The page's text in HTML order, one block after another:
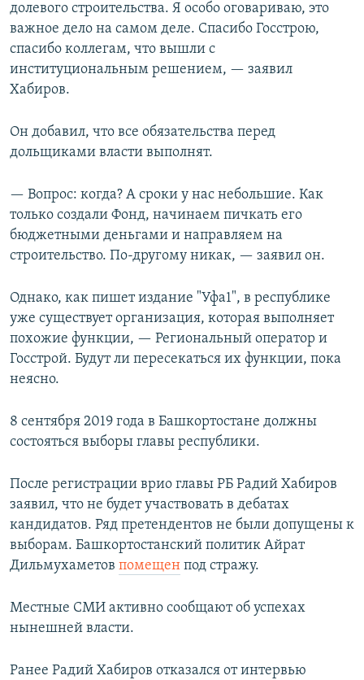
долевого строительства. Я особо оговариваю, это
важное дело на самом деле. Спасибо Госстрою,
спасибо коллегам, что вышли с
институциональным решением, — заявил
Хабиров.
Он добавил, что все обязательства перед
дольщиками власти выполнят.
— Вопрос: когда? А сроки у нас небольшие. Как
только создали Фонд, начинаем пичкать его
бюджетными деньгами и направляем на
строительство. По-другому никак, — заявил он.
Однако, как пишет издание "Уфа1", в республике
уже существует организация, которая выполняет
похожие функции, — Региональный оператор и
Госстрой. Будут ли пересекаться их функции, пока
неясно.
8 сентября 2019 года в Башкортостане должны
состояться выборы главы республики.
После регистрации врио главы РБ Радий Хабиров
заявил, что не будет участвовать в дебатах
кандидатов. Ряд претендентов не были допущены к
выборам. Башкортостанский политик Айрат
Дильмухаметов помещен под стражу.
Местные СМИ активно сообщают об успехах
нынешней власти.
Ранее Радий Хабиров отказался от интервью